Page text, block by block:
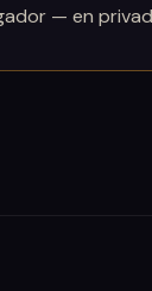
— en